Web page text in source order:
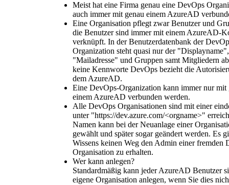
Meist hat eine Firma genau eine DevOps
auch immer mit genau einem AzureAD
Eine Organisation pflegt zwar Benutzer und
die Benutzer sind immer mit einem AzureAD-
verknüpft. In der Benutzerdatenbank der
Organization steht quasi nur der
"Mailadresse" und Gruppen samt Mitgliedern
keine Kennworte DevOps bezieht die
dem AzureAD.
Eine DevOps-Organization kann immer nur mit
einem AzureAD verbunden werden.
Alle DevOps Organisationen sind mit einer
unter "https://dev.azure.com/<orgname>"
Namen kann bei der Neuanlage einer
gewählt und später sogar geändert werden. Es
Wissens keinen Weg den Admin einer fremden
Organisation zu erhalten.
Wer kann anlegen?
Standardmäßig kann jeder AzureAD Benutzer
eigene Organisation anlegen, wenn Sie dies